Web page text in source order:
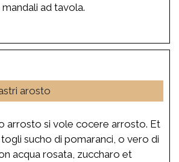
ad tavola.
arosto
arrosto si vole cocere arrosto. Et
sucho di pomaranci, o vero di
acqua rosata, zuccharo et